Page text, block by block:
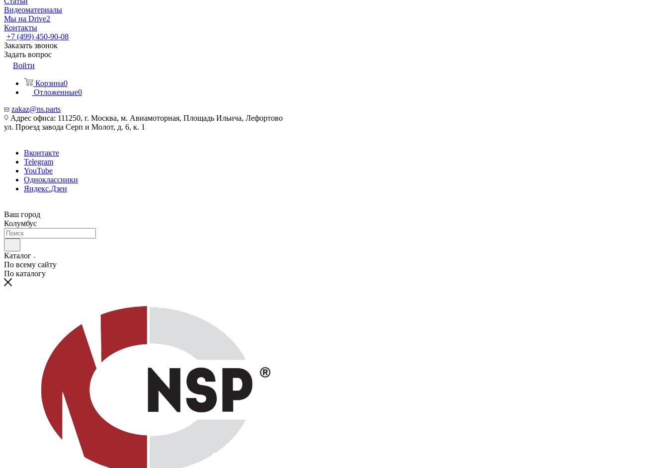
Видеоматериалы
Мы на Drive2
Контакты
+7 (499) 450-90-08
Заказать звонок
Задать вопрос
Войти
Корзина0
Отложенные0
zakaz@ns.parts
Адрес офиса: 111250, г. Москва, м. Авиамоторная, Площадь Ильича, Лефортово
ул. Проезд завода Серп и Молот, д. 6, к. 1
Вконтакте
Telegram
YouTube
Одноклассники
Яндекс.Дзен
Ваш город
Колумбус
Каталог
По всему сайту
По каталогу